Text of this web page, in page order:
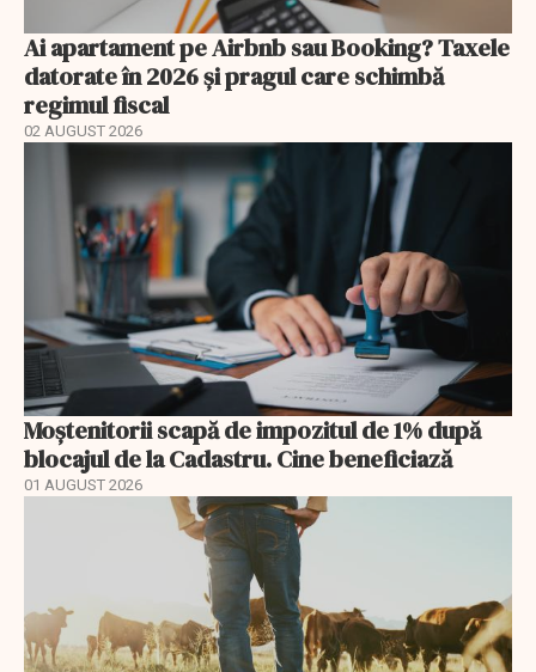
Ai apartament pe Airbnb sau Booking? Taxele
datorate în 2026 și pragul care schimbă
regimul fiscal
02 AUGUST 2026
Moștenitorii scapă de impozitul de 1% după
blocajul de la Cadastru. Cine beneficiază
01 AUGUST 2026